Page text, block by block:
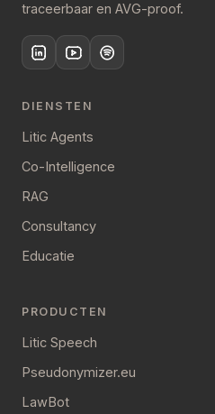
traceerbaar en AVG-proof.
DIENSTEN
Litic Agents
Co-Intelligence
RAG
Consultancy
Educatie
PRODUCTEN
Litic Speech
Pseudonymizer.eu
LawBot